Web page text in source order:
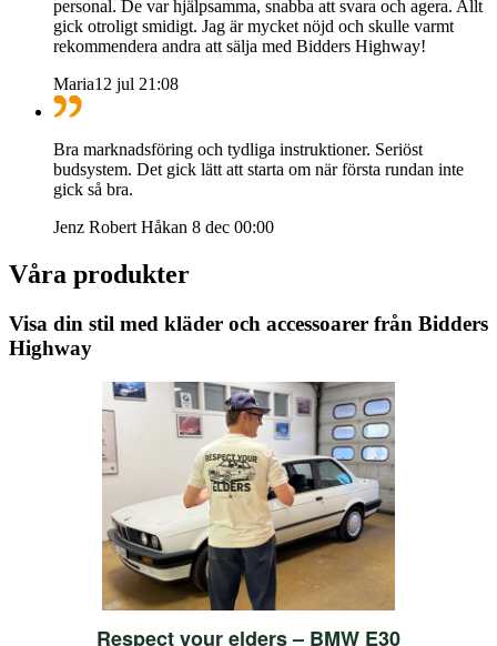
personal. De var hjälpsamma, snabba att svara och agera. Allt
gick otroligt smidigt. Jag är mycket nöjd och skulle varmt
rekommendera andra att sälja med Bidders Highway!
Maria12 jul 21:08
Bra marknadsföring och tydliga instruktioner. Seriöst
budsystem. Det gick lätt att starta om när första rundan inte
gick så bra.
Jenz Robert Håkan 8 dec 00:00
Våra produkter
Visa din stil med kläder och accessoarer från Bidders
Highway